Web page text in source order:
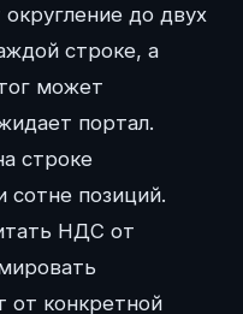
до двух
строке, а
может
портал.
строке
сотне позиций.
НДС от
от конкретной